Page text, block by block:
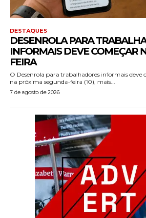
DESTAQUES
DESENROLA PARA
INFORMAIS DEVE COMEÇAR
FEIRA
O Desenrola para trabalhadores informais deve
na próxima segunda-feira (10), mais...
7 de agosto de 2026